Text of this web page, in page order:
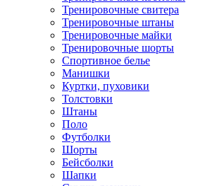
Тренировочные свитера
Тренировочные штаны
Тренировочные майки
Тренировочные шорты
Спортивное белье
Манишки
Куртки, пуховики
Толстовки
Штаны
Поло
Футболки
Шорты
Бейсболки
Шапки